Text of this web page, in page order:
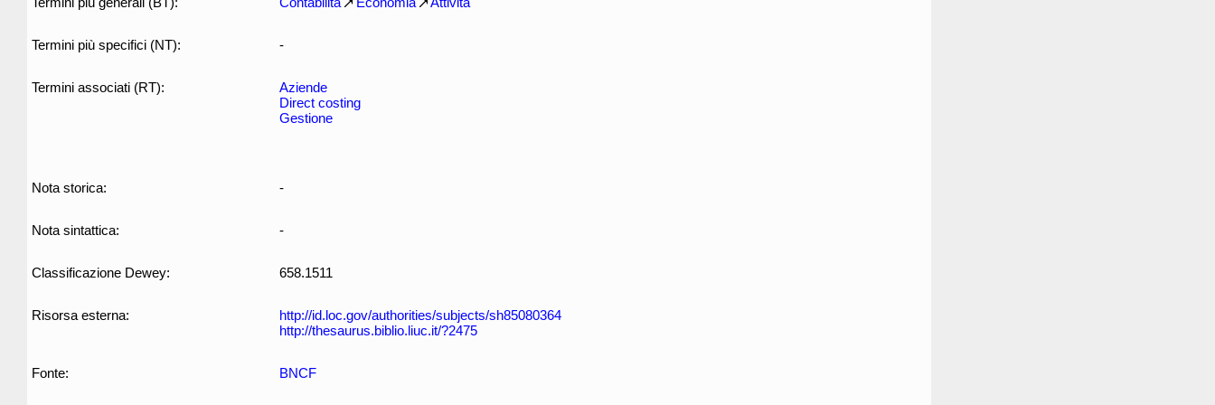
Termini più specifici (NT): -
Termini associati (RT):
Aziende
Direct costing
Gestione
Nota storica: -
Nota sintattica: -
Classificazione Dewey: 658.1511
Risorsa esterna:
http://id.loc.gov/authorities/subjects/sh85080364
http://thesaurus.biblio.liuc.it/?2475
Fonte: BNCF